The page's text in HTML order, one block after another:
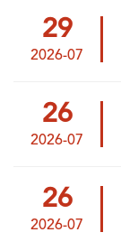
29
2026-07
26
2026-07
26
2026-07